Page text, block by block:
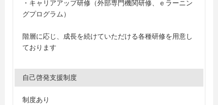
・キャリアアップ研修（外部専門機関研修、ｅラーニン
グプログラム）
階層に応じ、成長を続けていただける各種研修を用意し
ております
自己啓発支援制度
制度あり